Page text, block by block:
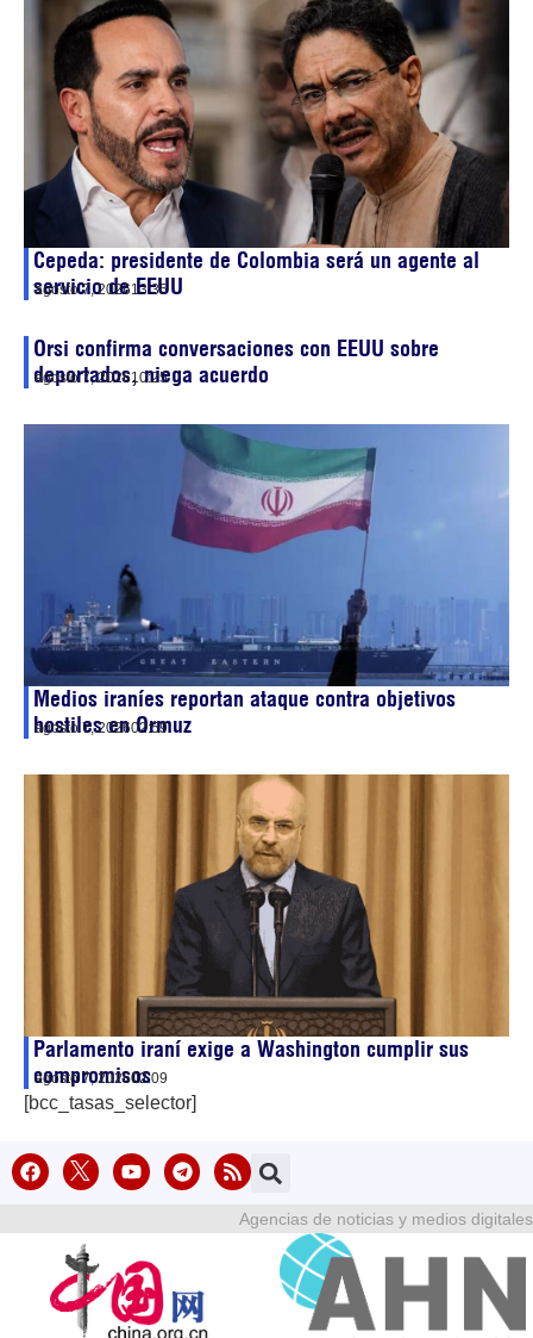
Cepeda: presidente de Colombia será un agente al
servicio de EEUU
agosto 7, 202613:35
Orsi confirma conversaciones con EEUU sobre
deportados, niega acuerdo
agosto 7, 202610:25
Medios iraníes reportan ataque contra objetivos
hostiles en Ormuz
agosto 7, 202602:59
Parlamento iraní exige a Washington cumplir sus
compromisos
agosto 7, 202602:09
[bcc_tasas_selector]
Agencias de noticias y medios digitales